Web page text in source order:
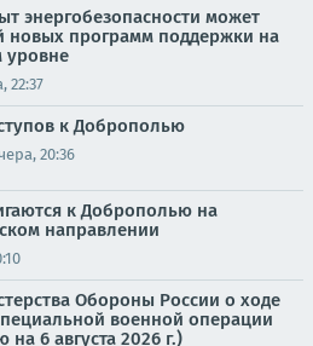
энергобезопасности может
новых программ поддержки на
уровне
22:37
к Доброполью
20:36
к Доброполью на
направлении
Обороны России о ходе
военной операции
на 6 августа 2026 г.)